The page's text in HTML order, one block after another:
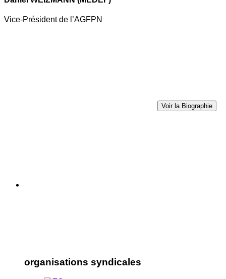
Vice-Président de l’AGFPN
Voir la Biographie
organisations syndicales